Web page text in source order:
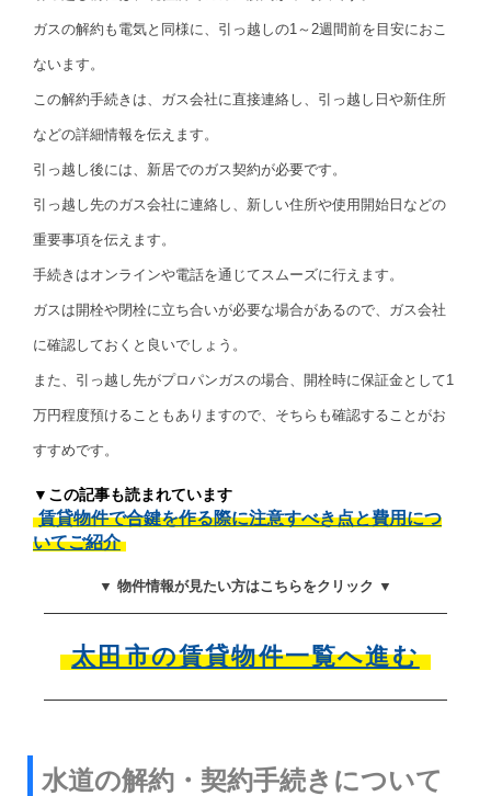
ガスの解約も電気と同様に、引っ越しの1～2週間前を目安におこ
ないます。
この解約手続きは、ガス会社に直接連絡し、引っ越し日や新住所
などの詳細情報を伝えます。
引っ越し後には、新居でのガス契約が必要です。
引っ越し先のガス会社に連絡し、新しい住所や使用開始日などの
重要事項を伝えます。
手続きはオンラインや電話を通じてスムーズに行えます。
ガスは開栓や閉栓に立ち合いが必要な場合があるので、ガス会社
に確認しておくと良いでしょう。
また、引っ越し先がプロパンガスの場合、開栓時に保証金として1
万円程度預けることもありますので、そちらも確認することがお
すすめです。
▼この記事も読まれています
賃貸物件で合鍵を作る際に注意すべき点と費用につ
いてご紹介
▼ 物件情報が見たい方はこちらをクリック ▼
太田市の賃貸物件一覧へ進む
水道の解約・契約手続きについて